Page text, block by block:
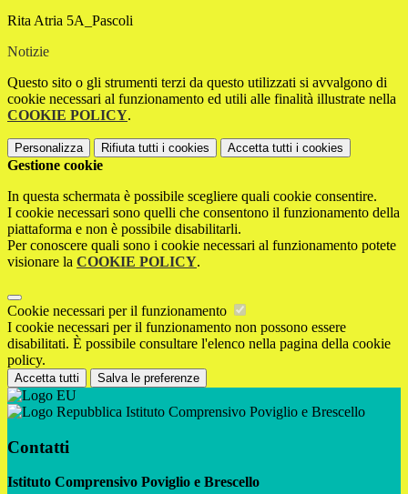
Rita Atria 5A_Pascoli
Notizie
Questo sito o gli strumenti terzi da questo utilizzati si avvalgono di
cookie necessari al funzionamento ed utili alle finalità illustrate nella
COOKIE POLICY.
Personalizza Rifiuta tutti i cookies Accetta tutti i cookies
Gestione cookie
In questa schermata è possibile scegliere quali cookie consentire.
I cookie necessari sono quelli che consentono il funzionamento della
piattaforma e non è possibile disabilitarli.
Per conoscere quali sono i cookie necessari al funzionamento potete
visionare la COOKIE POLICY.
Cookie necessari per il funzionamento
I cookie necessari per il funzionamento non possono essere
disabilitati. È possibile consultare l'elenco nella pagina della cookie
policy.
Accetta tutti Salva le preferenze
Istituto Comprensivo Poviglio e Brescello
Contatti
Istituto Comprensivo Poviglio e Brescello